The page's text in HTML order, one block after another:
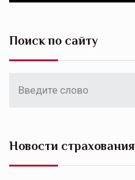
Поиск по сайту
Новости страхования